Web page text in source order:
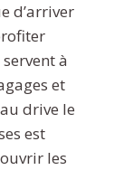
d’arriver
à
et
drive le
est
les